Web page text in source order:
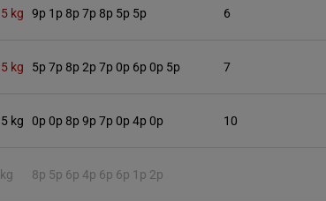
kg 9p 1p 8p 7p 8p 5p 5p 6
kg 5p 7p 8p 2p 7p 0p 6p 0p 5p 7
kg 0p 0p 8p 9p 7p 0p 4p 0p 10
8p 5p 6p 4p 6p 6p 1p 2p